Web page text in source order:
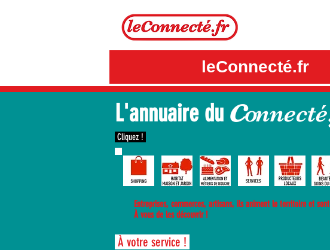
leConnecté.fr
L'annuaire du co
Cliquez !
Entreprises, commerces, artisans, ils animent le territoire et
À vous de les découvrir !
À votre service !